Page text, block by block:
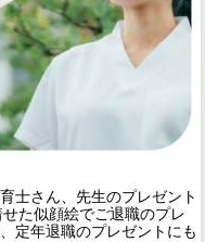
士さん、先生のプレゼント
た似顔絵でご退職のプレ
定年退職のプレゼントにも